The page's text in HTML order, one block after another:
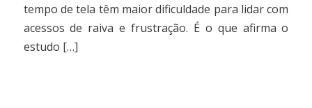
tempo de tela têm maior dificuldade para lidar com
acessos de raiva e frustração. É o que afirma o
estudo […]